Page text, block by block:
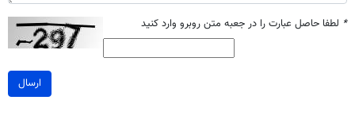
* لطفا حاصل عبارت را در جعبه متن روبرو وارد کنید
ارسال